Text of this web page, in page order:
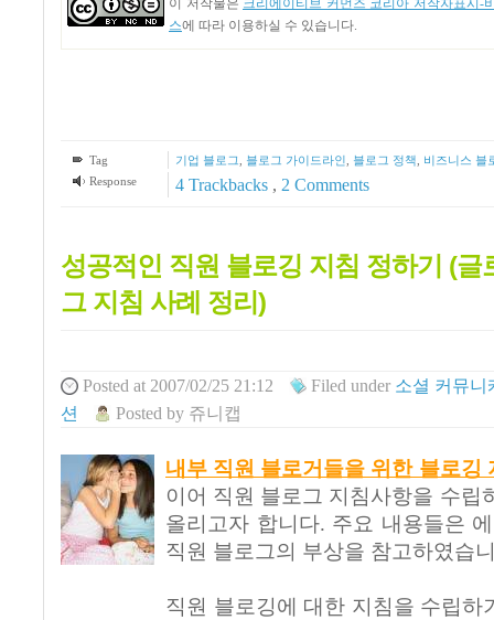
스에 따라 이용하실 수 있습니다.
Tag 기업 블로그 블로그 가이드라인 블로그 정책
비즈니스 블
Response
4Trackbacks , 2 Comments
성공적인 직원 블로깅 지침 정하기 (글
그 지침 사례 정리)
Posted at 2007/02/25 21:12 Filed under 소셜 커뮤니
션
Posted by 쥬니캡
내부 직원 블로거들을 위한 블로깅
이어 직원 블로그 지침사항을 수립
올리고자 합니다. 주요 내용들은
직원 블로그의 부상을 참고하였습
직원 블로깅에 대한 지침을 수립하